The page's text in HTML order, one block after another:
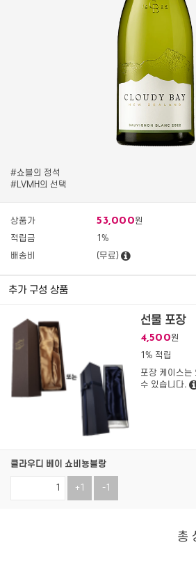
#쇼블의 정석
#LVMH의 선택
상품가 53,000원
적립금
1%
배송비
(무료)
추가 구성 상품
선물 포장
4,500원
1% 적립
포장 케이스는
수 있습니다.
클라우디 베이 쇼비뇽블랑
+1 -1
총